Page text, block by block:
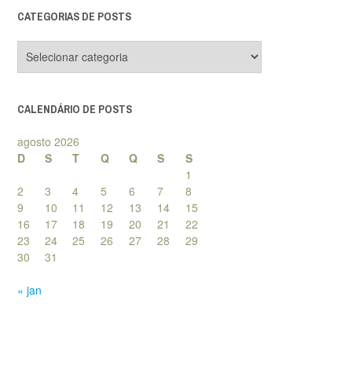
CATEGORIAS DE POSTS
de
CALENDÁRIO DE POSTS
agosto 2026
D
S T Q Q S
S
1
2
3 4 5 6 7
8
9
10 11 12 13 14
15
16
17 18 19 20 21
22
23
24 25 26 27 28
29
30
31
« jan